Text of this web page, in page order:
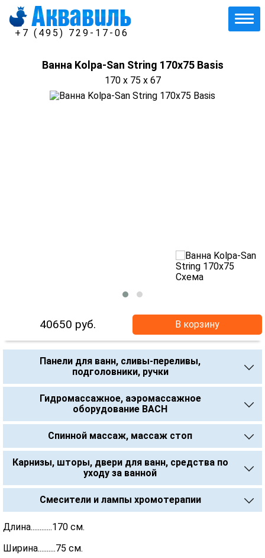
+7 (495) 729-17-06
Ванна Kolpa-San String 170х75 Basis
170 x 75 x 67
40650 руб. В корзину
Панели для ванн, сливы-переливы,
подголовники, ручки
Гидромассажное, аэромассажное
оборудование BACH
Спинной массаж, массаж стоп
Карнизы, шторы, двери для ванн, средства по
уходу за ванной
Смесители и лампы хромотерапии
Длина............170 см.
Ширина..........75 см.